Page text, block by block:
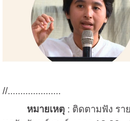
//.....................
หมายเหตุ: ติดตามฟัง รา